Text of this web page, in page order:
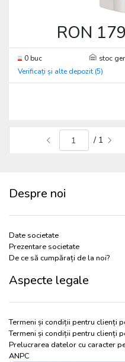
RON
0 buc
stoc
Verificați și alte depozit (5)
/ 1
Despre noi
Date societate
Prezentare societate
De ce să cumpărați de la noi?
Aspecte legale
Termeni și condiții pentru clienți
Termeni și condiții pentru clienți
Prelucrarea datelor cu caracter
ANPC